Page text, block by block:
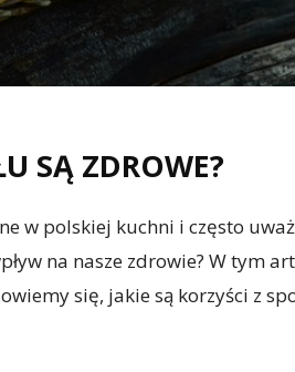
SĄ ZDROWE?
w polskiej kuchni i często
na nasze zdrowie? W tym
się, jakie są korzyści z